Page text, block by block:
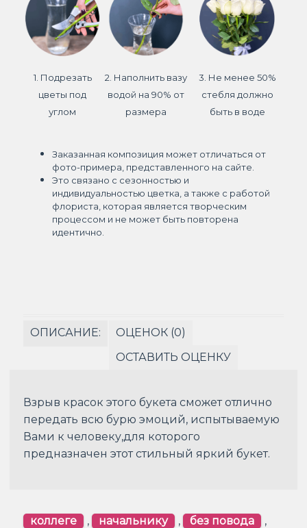
1. Подрезать
цветы под
углом
2. Наполнить вазу
водой на 90% от
размера
3. Не менее 50%
стебля должно
быть в воде
Заказанная композиция может отличаться от
фото-примера, представленного на сайте.
Это связано с сезонностью и
индивидуальностью цветка, а также с работой
флориста, которая является творческим
процессом и не может быть повторена
идентично.
ОПИСАНИЕ:
ОЦЕНОК (0)
ОСТАВИТЬ ОЦЕНКУ
Взрыв красок этого букета сможет отлично
передать всю бурю эмоций, испытываемую
Вами к человеку,для которого
предназначен этот стильный яркий букет.
коллеге , начальнику , без повода
,